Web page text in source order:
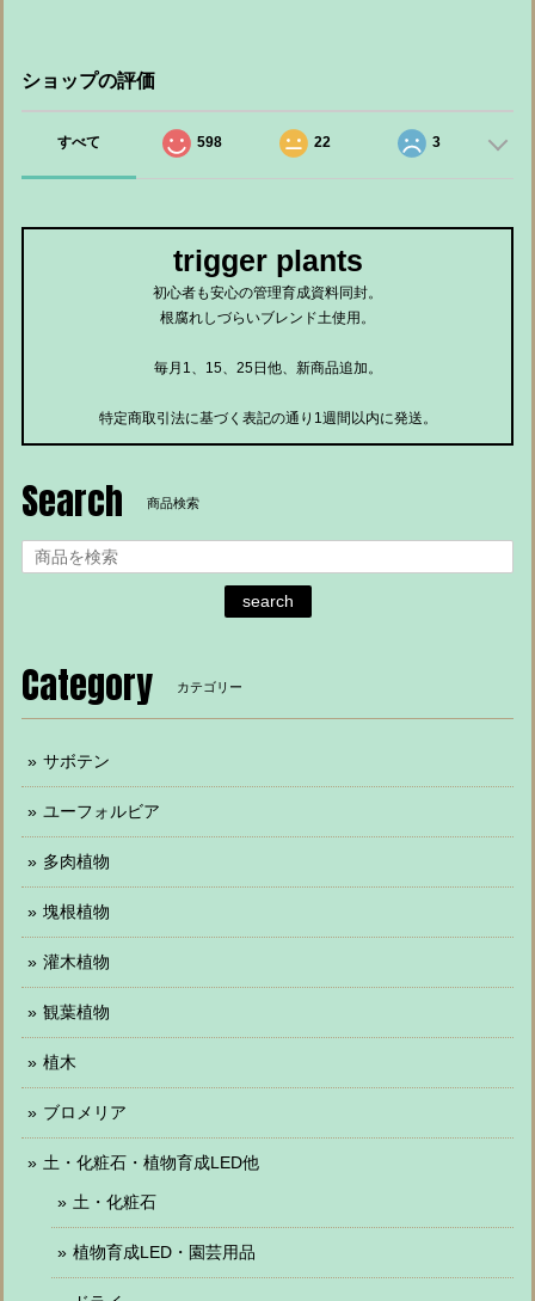
ショップの評価
すべて 598 22 3
trigger plants
初心者も安心の管理育成資料同封。
根腐れしづらいブレンド土使用。
毎月1、15、25日他、新商品追加。
特定商取引法に基づく表記の通り1週間以内に発送。
Search 商品検索
search
Category カテゴリー
サボテン
ユーフォルビア
多肉植物
塊根植物
灌木植物
観葉植物
植木
ブロメリア
土・化粧石・植物育成LED他
土・化粧石
植物育成LED・園芸用品